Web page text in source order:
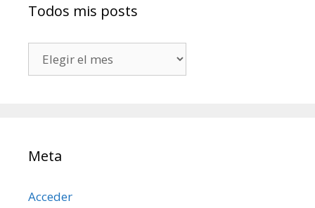
Todos mis posts
mis
Meta
Acceder